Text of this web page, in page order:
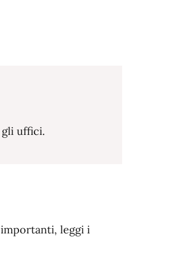
uffici.
leggi i